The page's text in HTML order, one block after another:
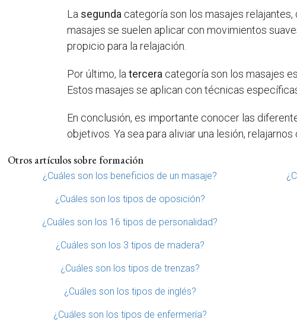
La segunda categoría son los masajes
masajes se suelen aplicar con movimientos
propicio para la relajación.
Por último, latercera categoría son los masajes
Estos masajes se aplican con técnicas
En conclusión, es importante conocer las
objetivos. Ya sea para aliviar una lesión,
Otros artículos sobre formación
¿Cuáles son los beneficios de un masaje?
¿Cuáles son los tipos de oposición?
¿Cuáles son los 16 tipos de personalidad?
¿Cuáles son los 3 tipos de madera?
¿Cuáles son los tipos de trenzas?
¿Cuáles son los tipos de inglés?
¿Cuáles son los tipos de enfermería?